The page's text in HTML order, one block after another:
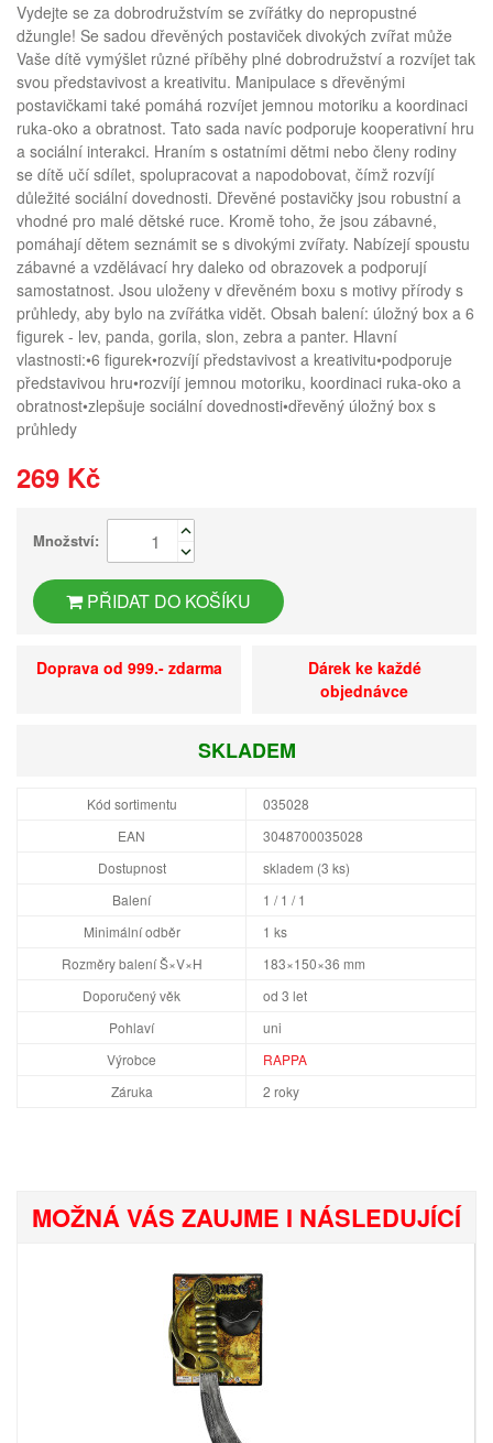
Vydejte se za dobrodružstvím se zvířátky do nepropustné
džungle! Se sadou dřevěných postaviček divokých zvířat může
Vaše dítě vymýšlet různé příběhy plné dobrodružství a rozvíjet tak
svou představivost a kreativitu. Manipulace s dřevěnými
postavičkami také pomáhá rozvíjet jemnou motoriku a koordinaci
ruka-oko a obratnost. Tato sada navíc podporuje kooperativní hru
a sociální interakci. Hraním s ostatními dětmi nebo členy rodiny
se dítě učí sdílet, spolupracovat a napodobovat, čímž rozvíjí
důležité sociální dovednosti. Dřevěné postavičky jsou robustní a
vhodné pro malé dětské ruce. Kromě toho, že jsou zábavné,
pomáhají dětem seznámit se s divokými zvířaty. Nabízejí spoustu
zábavné a vzdělávací hry daleko od obrazovek a podporují
samostatnost. Jsou uloženy v dřevěném boxu s motivy přírody s
průhledy, aby bylo na zvířátka vidět. Obsah balení: úložný box a 6
figurek - lev, panda, gorila, slon, zebra a panter. Hlavní
vlastnosti:•6 figurek•rozvíjí představivost a kreativitu•podporuje
představivou hru•rozvíjí jemnou motoriku, koordinaci ruka-oko a
obratnost•zlepšuje sociální dovednosti•dřevěný úložný box s
průhledy
269 Kč
Množství:
PŘIDAT DO KOŠÍKU
Doprava od 999.- zdarma
Dárek ke každé
objednávce
SKLADEM
Kód sortimentu
035028
EAN
3048700035028
Dostupnost
skladem (3 ks)
Balení
1 / 1 / 1
Minimální odběr
1 ks
Rozměry balení Š×V×H
183×150×36 mm
Doporučený věk
od 3 let
Pohlaví
uni
Výrobce
RAPPA
Záruka
2 roky
MOŽNÁ VÁS ZAUJME I NÁSLEDUJÍCÍ